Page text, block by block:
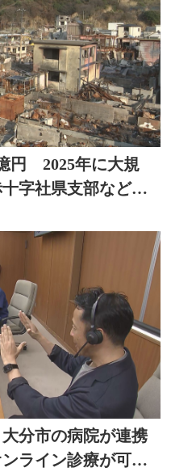
円 2025年に大規
字社県支部などが
分市の病院が連携
ライン診療が可能